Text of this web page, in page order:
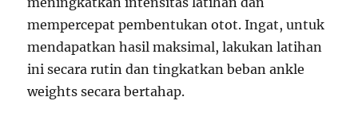
mempercepat pembentukan otot. Ingat, untuk
mendapatkan hasil maksimal, lakukan latihan
ini secara rutin dan tingkatkan beban ankle
weights secara bertahap.